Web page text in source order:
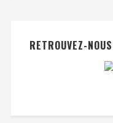
RETROUVEZ-